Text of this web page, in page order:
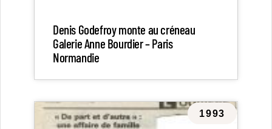
Denis Godefroy monte au créneau
Galerie Anne Bourdier – Paris
Normandie
1993